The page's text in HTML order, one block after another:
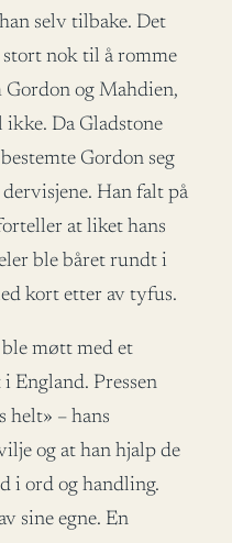
selv tilbake. Det
nok til å romme
Gordon og Mahdien,
Da Gladstone
Gordon seg
Han falt på
at liket hans
ble båret rundt i
kort etter av tyfus.
møtt med et
England. Pressen
helt» – hans
og at han hjalp de
i ord og handling.
sine egne. En